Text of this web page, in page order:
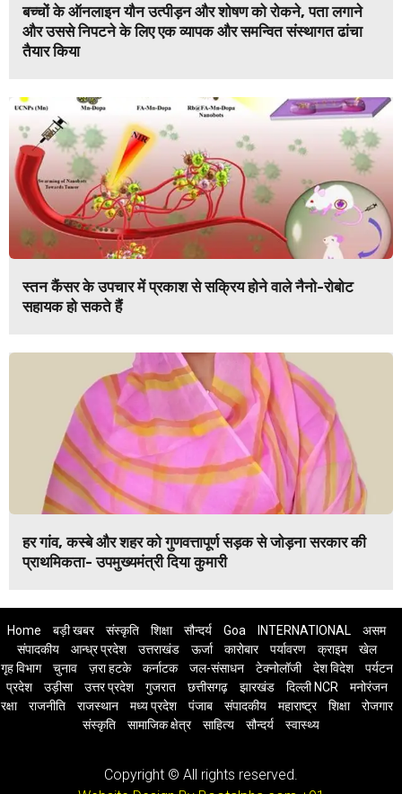
बच्चों के ऑनलाइन यौन उत्पीड़न और शोषण को रोकने, पता लगाने
और उससे निपटने के लिए एक व्यापक और समन्वित संस्थागत ढांचा
तैयार किया
स्तन कैंसर के उपचार में प्रकाश से सक्रिय होने वाले नैनो-रोबोट
सहायक हो सकते हैं
हर गांव, कस्बे और शहर को गुणवत्तापूर्ण सड़क से जोड़ना सरकार की
प्राथमिकता- उपमुख्यमंत्री दिया कुमारी
Home बड़ी खबर संस्कृति शिक्षा सौन्दर्य Goa INTERNATIONAL
असम
संपादकीय
आन्ध्र प्रदेश उत्तराखंड ऊर्जा कारोबार पर्यावरण क्राइम
खेल
गृह विभाग
चुनाव ज़रा हटके कर्नाटक जल-संसाधन टेक्नोलॉजी देश विदेश
पर्यटन
प्रदेश
उड़ीसा उत्तर प्रदेश गुजरात छत्तीसगढ़ झारखंड दिल्ली NCR
मनोरंजन
रक्षा
राजनीति राजस्थान मध्य प्रदेश पंजाब संपादकीय महाराष्ट्र शिक्षा
रोजगार
संस्कृति
सामाजिक क्षेत्र साहित्य सौन्दर्य स्वास्थ्य
Copyright © All rights reserved.